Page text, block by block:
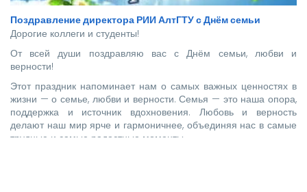
Поздравление директора РИИ АлтГТУ с Днём семьи
Дорогие коллеги и студенты!
От всей души поздравляю вас с Днём семьи, любви и
верности!
Этот праздник напоминает нам о самых важных ценностях в
жизни — о семье, любви и верности. Семья — это наша опора,
поддержка и источник вдохновения. Любовь и верность
делают наш мир ярче и гармоничнее, объединяя нас в самые
трудные и самые радостные моменты.